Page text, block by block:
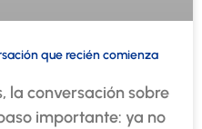
que recién comienza
la conversación sobre
importante: ya no